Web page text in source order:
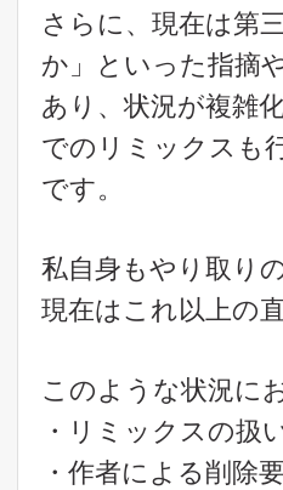
さらに、現在は第
か」といった指摘
あり、状況が複雑
でのリミックスも
です。
私自身もやり取り
現在はこれ以上の
このような状況に
・リミックスの扱
・作者による削除